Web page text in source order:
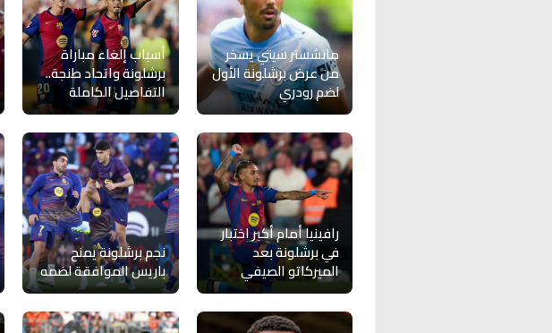
مانشستر سيتي يسخر
من عرض برشلونة الأول
لضم رودري
أسباب إلغاء مباراة
برشلونة واتحاد طنجة..
التفاصيل الكاملة
رافينيا أمام أكبر اختبار
في برشلونة بعد
الميركاتو الصيفي
نجم برشلونة يمنح
باريس الموافقة لضمه